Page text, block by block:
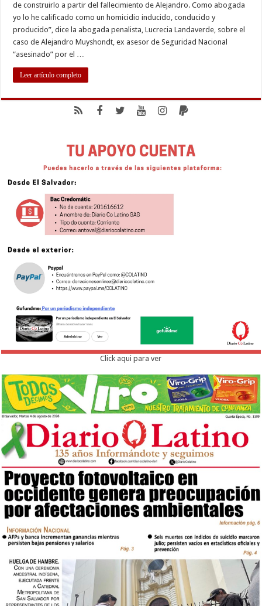
de construirlo a partir del fallecimiento de Alejandro. Como abogada
yo lo he calificado como un homicidio inducido, conducido y
producido”, dice la abogada penalista, Lucrecia Landaverde, sobre el
caso de Alejandro Muyshondt, ex asesor de Seguridad Nacional
“asesinado” por el …
Leer artículo completo
Click aqui para ver